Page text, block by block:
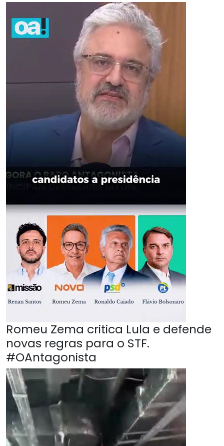
Romeu Zema critica Lula e defende
novas regras para o STF.
#OAntagonista